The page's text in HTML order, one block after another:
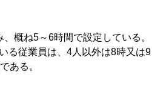
概ね5～6時間で設定している。
る従業員は、4人以外は8時又は9
ある。